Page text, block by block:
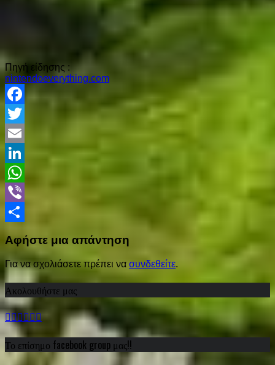
Πηγή είδησης :
nintendoeverything.com
Facebook
Twitter
Email
LinkedIn
WhatsApp
Viber
Αφήστε μια απάντηση
Για να σχολιάσετε πρέπει να συνδεθείτε.
Ακολουθήστε μας
Το επίσημο facebook group μας!!